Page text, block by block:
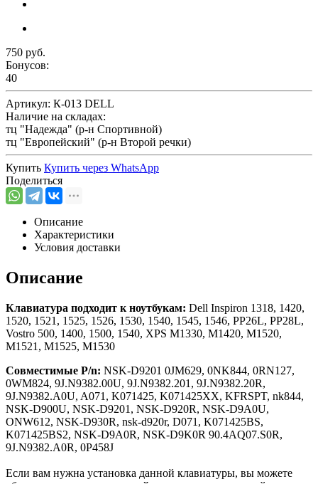
750 руб.
Бонусов:
40
Артикул: К-013 DELL
Наличие на складах:
тц "Надежда" (р-н Спортивной)
тц "Европейский" (р-н Второй речки)
Купить Купить через WhatsApp
Поделиться
Описание
Характеристики
Условия доставки
Описание
Клавиатура подходит к ноутбукам: Dell Inspiron 1318, 1420,
1520, 1521, 1525, 1526, 1530, 1540, 1545, 1546, PP26L, PP28L,
Vostro 500, 1400, 1500, 1540, XPS M1330, M1420, M1520,
M1521, M1525, M1530
Совместимые P/n: NSK-D9201 0JM629, 0NK844, 0RN127,
0WM824, 9J.N9382.00U, 9J.N9382.201, 9J.N9382.20R,
9J.N9382.A0U, A071, K071425, K071425XX, KFRSPT, nk844,
NSK-D900U, NSK-D9201, NSK-D920R, NSK-D9A0U,
ONW612, NSK-D930R, nsk-d920r, D071, K071425BS,
K071425BS2, NSK-D9A0R, NSK-D9K0R 90.4AQ07.S0R,
9J.N9382.A0R, 0P458J
Если вам нужна установка данной клавиатуры, вы можете